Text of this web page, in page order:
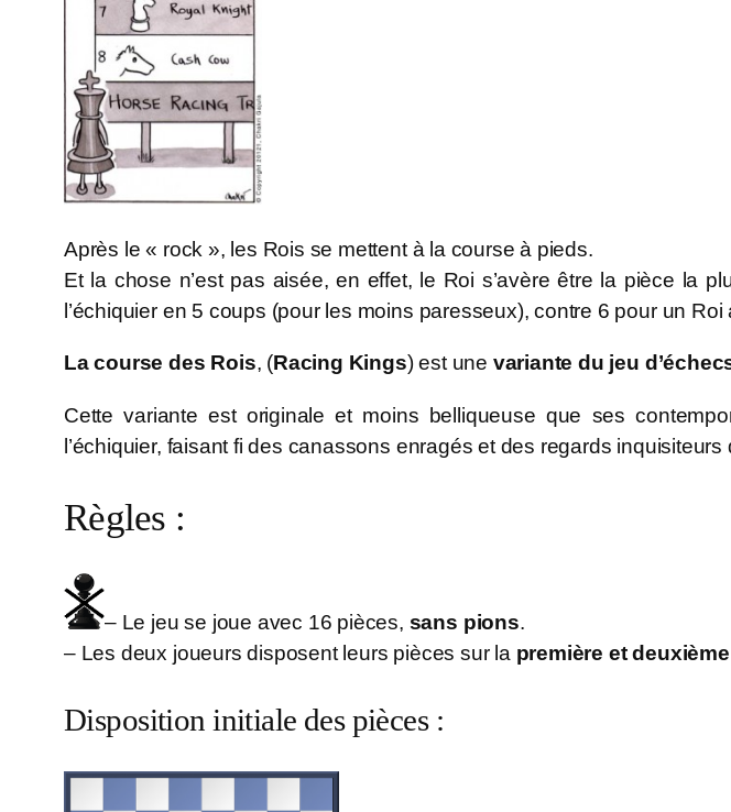
Après le « rock », les Rois se mettent à la course à pieds.
Et la chose n’est pas aisée, en effet, le Roi s’avère être la pièce la
l’échiquier en 5 coups (pour les moins paresseux), contre 6 pour un
La course des Rois, (Racing Kings) est une variante du jeu
Cette variante est originale et moins belliqueuse que ses
l’échiquier, faisant fi des canassons enragés et des regards inquisiteurs
Règles :
– Le jeu se joue avec 16 pièces, sans pions.
– Les deux joueurs disposent leurs pièces sur la première et
Disposition initiale des pièces :